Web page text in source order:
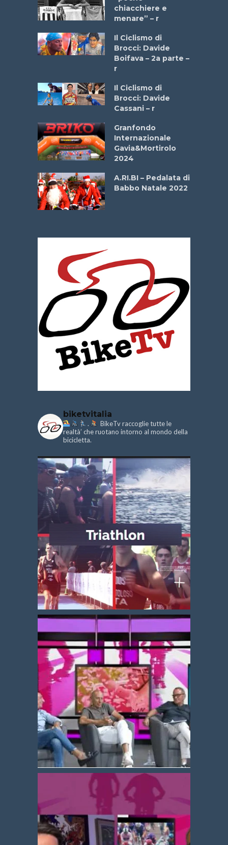
chiacchiere e
menare” – r
Il Ciclismo di
Brocci: Davide
Boifava – 2a parte –
r
Il Ciclismo di
Brocci: Davide
Cassani – r
Granfondo
Internazionale
Gavia&Mortirolo
2024
A.RI.BI – Pedalata di
Babbo Natale 2022
biketvitalia
.
BikeTv raccoglie tutte le
realtà’ che ruotano intorno al mondo della
bicicletta.